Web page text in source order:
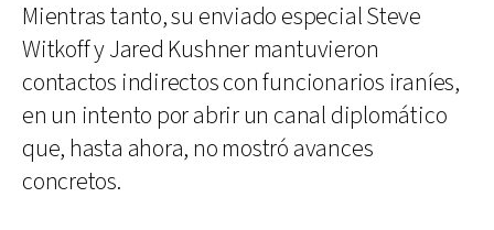
Mientras tanto, su enviado especial Steve
Witkoff y Jared Kushner mantuvieron
contactos indirectos con funcionarios iraníes,
en un intento por abrir un canal diplomático
que, hasta ahora, no mostró avances
concretos.